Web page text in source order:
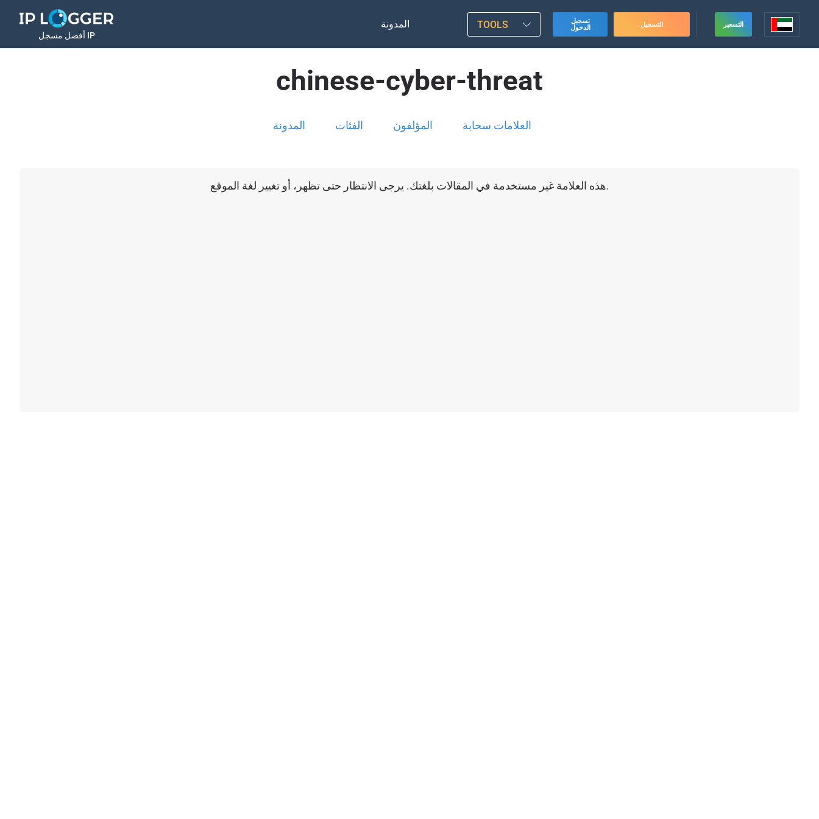
أفضل مسجل IP
المدونة TOOLS
تسجيل
الدخول
التسجيل التسعير
chinese-cyber-threat
المدونة الفئات المؤلفون العلامات سحابة